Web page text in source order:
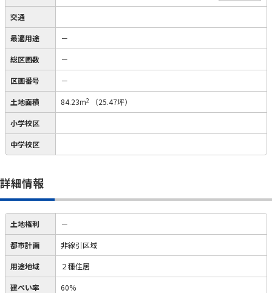
交通
最適用途 －
総区画数 －
区画番号 －
土地面積 84.23m2 （25.47坪）
小学校区
中学校区
詳細情報
土地権利 －
都市計画 非線引区域
用途地域 ２種住居
建ぺい率 60%